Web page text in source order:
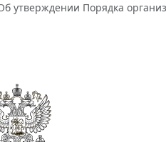
утверждении Порядка